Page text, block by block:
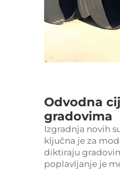
Odvodna
gradovima
Izgradnja novih
ključna je za
diktiraju
poplavljanje je